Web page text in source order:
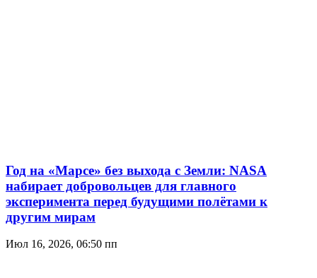
Год на «Марсе» без выхода с Земли: NASA
набирает добровольцев для главного
эксперимента перед будущими полётами к
другим мирам
Июл 16, 2026, 06:50 пп